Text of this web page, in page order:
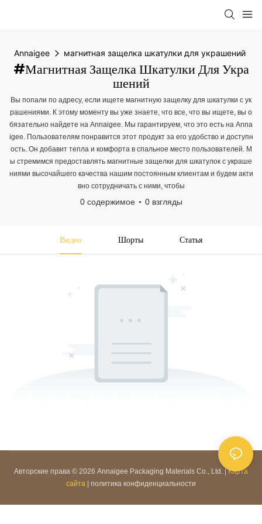
Annaigee магнитная защелка шкатулки для украшений
#магнитная Защелка Шкатулки Для Укра
Шений
Вы попали по адресу, если ищете магнитную защелку для шкатулки с ук
рашениями. К этому моменту вы уже знаете, что все, что вы ищете, вы о
бязательно найдете на Annaigee. Мы гарантируем, что это есть на Anna
igee. Пользователям понравится этот продукт за его удобство и доступн
ость. Он добавит тепла и комфорта в спальное место пользователей. М
ы стремимся предоставлять магнитные защелки для шкатулок с украше
ниями высочайшего качества нашим постоянным клиентам и будем акти
вно сотрудничать с ними, чтобы
0 содержимое 0 взгляды
Видео Шорты Статья
Авторские права © 2026 Annaigee Packaging Materials Co., Ltd. |Карта
сайта | политика конфиденциальности